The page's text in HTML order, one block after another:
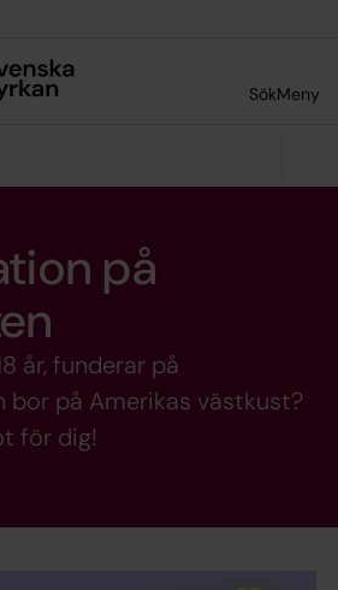
SökMeny
på
år, funderar på
bor på Amerikas västkust?
för dig!